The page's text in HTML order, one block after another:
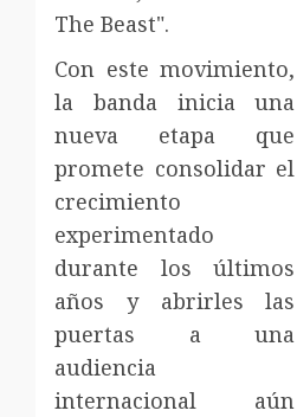
The Beast".
Con este movimiento,
la banda inicia una
nueva etapa que
promete consolidar el
crecimiento
experimentado
durante los últimos
años y abrirles las
puertas a una
audiencia
internacional aún